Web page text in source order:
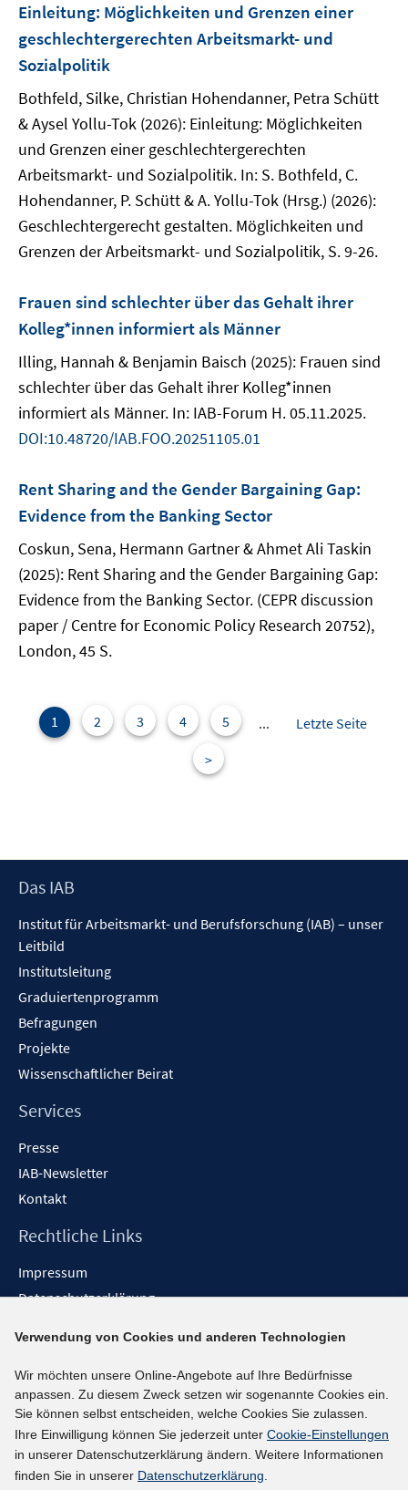
Einleitung: Möglichkeiten und Grenzen einer
geschlechtergerechten Arbeitsmarkt- und
Sozialpolitik
Bothfeld, Silke, Christian Hohendanner, Petra Schütt
& Aysel Yollu-Tok (2026): Einleitung: Möglichkeiten
und Grenzen einer geschlechtergerechten
Arbeitsmarkt- und Sozialpolitik. In: S. Bothfeld, C.
Hohendanner, P. Schütt & A. Yollu-Tok (Hrsg.) (2026):
Geschlechtergerecht gestalten. Möglichkeiten und
Grenzen der Arbeitsmarkt- und Sozialpolitik, S. 9-26.
Frauen sind schlechter über das Gehalt ihrer
Kolleg*innen informiert als Männer
Illing, Hannah & Benjamin Baisch (2025): Frauen sind
schlechter über das Gehalt ihrer Kolleg*innen
informiert als Männer. In: IAB-Forum H. 05.11.2025.
DOI:10.48720/IAB.FOO.20251105.01
Rent Sharing and the Gender Bargaining Gap:
Evidence from the Banking Sector
Coskun, Sena, Hermann Gartner & Ahmet Ali Taskin
(2025): Rent Sharing and the Gender Bargaining Gap:
Evidence from the Banking Sector. (CEPR discussion
paper / Centre for Economic Policy Research 20752),
London, 45 S.
1 2 3 4 5 ...
Letzte Seite
>
Footer
Das IAB
Institut für Arbeitsmarkt- und Berufsforschung (IAB) – unser
Leitbild
Institutsleitung
Graduiertenprogramm
Befragungen
Projekte
Wissenschaftlicher Beirat
Services
Presse
IAB-Newsletter
Kontakt
Rechtliche Links
Impressum
Datenschutzerklärung
Barrieren melden
Social-Media-Kanäle
BlueSky
YouTube
LinkedIn
Verwendung von Cookies und anderen Technologien
Wir möchten unsere Online-Angebote auf Ihre Bedürfnisse
anpassen. Zu diesem Zweck setzen wir sogenannte Cookies ein.
Sie können selbst entscheiden, welche Cookies Sie zulassen.
Ihre Einwilligung können Sie jederzeit unter Cookie-Einstellungen
in unserer Datenschutzerklärung ändern. Weitere Informationen
finden Sie in unserer Datenschutzerklärung.